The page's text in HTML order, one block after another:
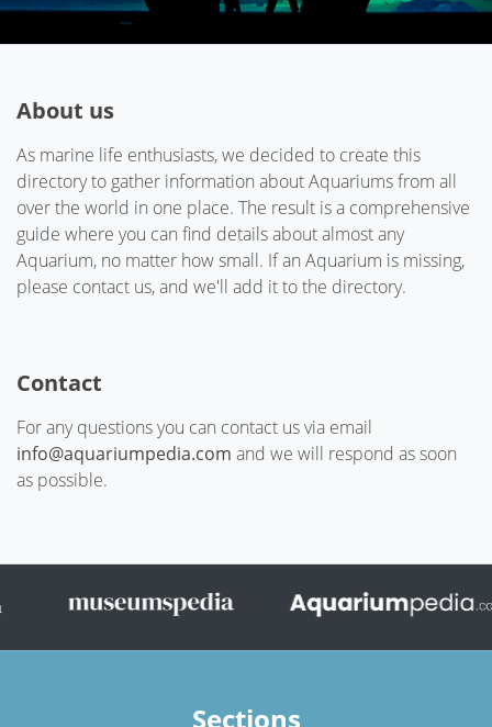
About us
As marine life enthusiasts, we decided to create this
directory to gather information about Aquariums from all
over the world in one place. The result is a comprehensive
guide where you can find details about almost any
Aquarium, no matter how small. If an Aquarium is missing,
please contact us, and we'll add it to the directory.
Contact
For any questions you can contact us via email
info@aquariumpedia.com and we will respond as soon
as possible.
Sections